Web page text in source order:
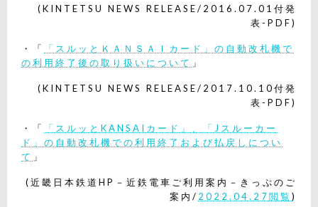
(KINTETSU NEWS RELEASE/2016.07.01付発
表-PDF)
・「
「スルッとＫＡＮＳＡＩカード」の自動改札機で
の利用終了後の取り扱いについて 」
(KINTETSU NEWS RELEASE/2017.10.10付発
表-PDF)
・「
「スルッとKANSAIカード」、「Jスルーカー
ド」の自動改札機での利用終了および払戻しについ
て 」
(近畿日本鉄道HP－近鉄電車ご利用案内－きっぷのご
案内/ 2022.04.27閲覧 )